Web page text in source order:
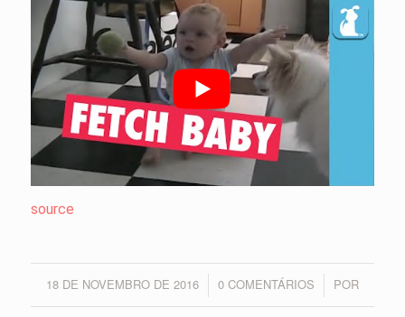
source
18 DE NOVEMBRO DE 2016
/ 0 COMENTÁRIOS
/ POR